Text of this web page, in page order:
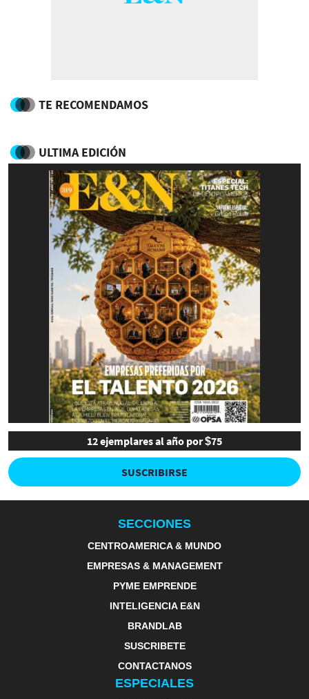
TE RECOMENDAMOS
ULTIMA EDICIÓN
12 ejemplares al año por $75
SUSCRIBIRSE
SECCIONES
CENTROAMERICA & MUNDO
EMPRESAS & MANAGEMENT
PYME EMPRENDE
INTELIGENCIA E&N
BRANDLAB
SUSCRIBETE
CONTACTANOS
ESPECIALES